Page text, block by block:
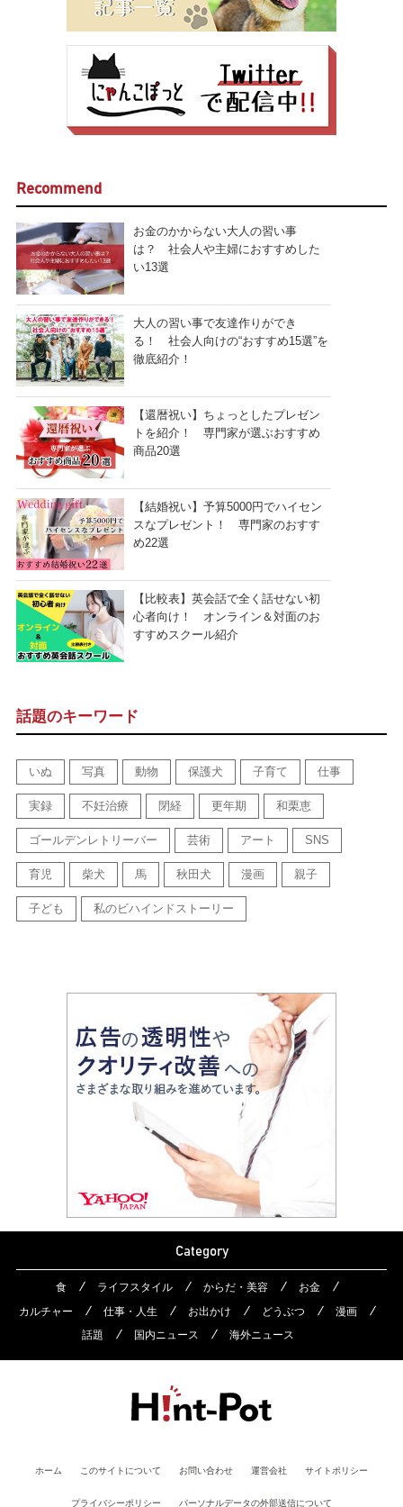
Recommend
お金のかからない大人の習い事
は？ 社会人や主婦におすすめした
い13選
大人の習い事で友達作りができ
る！ 社会人向けの“おすすめ15選”を
徹底紹介！
【還暦祝い】ちょっとしたプレゼン
トを紹介！ 専門家が選ぶおすすめ
商品20選
【結婚祝い】予算5000円でハイセン
スなプレゼント！ 専門家のおすす
め22選
【比較表】英会話で全く話せない初
心者向け！ オンライン＆対面のお
すすめスクール紹介
話題のキーワード
いぬ 写真 動物 保護犬 子育て 仕事
実録 不妊治療 閉経 更年期 和栗恵
ゴールデンレトリーバー 芸術 アート SNS
育児 柴犬 馬 秋田犬 漫画 親子
子ども 私のビハインドストーリー
Category
食 ライフスタイル からだ・美容
お金
カルチャー
仕事・人生 お出かけ どうぶつ
漫画
話題
国内ニュース 海外ニュース
ホーム このサイトについて お問い合わせ 運営会社 サイトポリシー
プライバシーポリシー パーソナルデータの外部送信について